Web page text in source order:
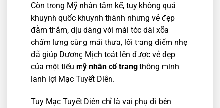
Còn trong Mỹ nhân tâm kế, tuy không quá
khuynh quốc khuynh thành nhưng vẻ đẹp
đằm thắm, dịu dàng với mái tóc dài xõa
chấm lưng cùng mái thưa, lối trang điểm nhẹ
đã giúp Dương Mịch toát lên được vẻ đẹp
của một tiểu mỹ nhân cổ trang thông minh
lanh lợi Mạc Tuyết Diên.
Tuy Mạc Tuyết Diên chỉ là vai phụ đi bên